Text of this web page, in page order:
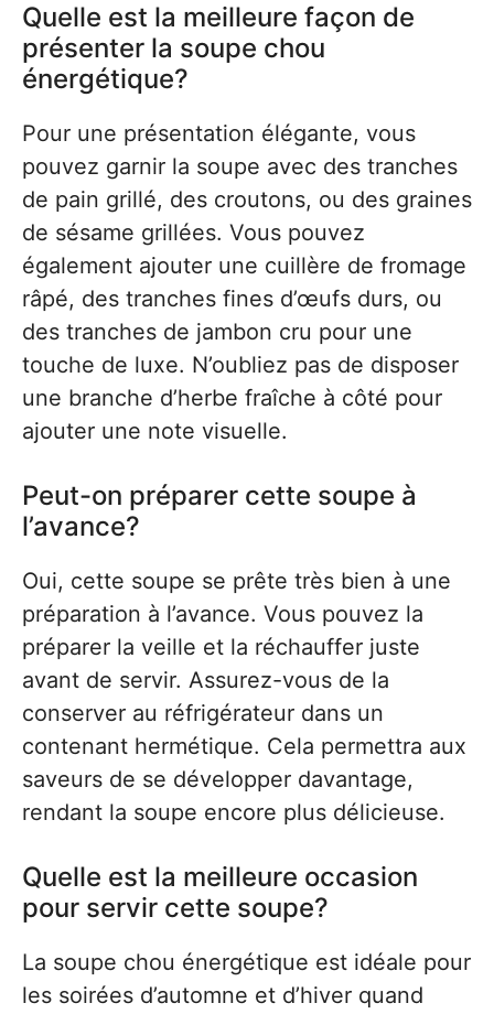
Quelle est la meilleure façon de
présenter la soupe chou
énergétique?
Pour une présentation élégante, vous
pouvez garnir la soupe avec des tranches
de pain grillé, des croutons, ou des graines
de sésame grillées. Vous pouvez
également ajouter une cuillère de fromage
râpé, des tranches fines d’œufs durs, ou
des tranches de jambon cru pour une
touche de luxe. N’oubliez pas de disposer
une branche d’herbe fraîche à côté pour
ajouter une note visuelle.
Peut-on préparer cette soupe à
l’avance?
Oui, cette soupe se prête très bien à une
préparation à l’avance. Vous pouvez la
préparer la veille et la réchauffer juste
avant de servir. Assurez-vous de la
conserver au réfrigérateur dans un
contenant hermétique. Cela permettra aux
saveurs de se développer davantage,
rendant la soupe encore plus délicieuse.
Quelle est la meilleure occasion
pour servir cette soupe?
La soupe chou énergétique est idéale pour
les soirées d’automne et d’hiver quand